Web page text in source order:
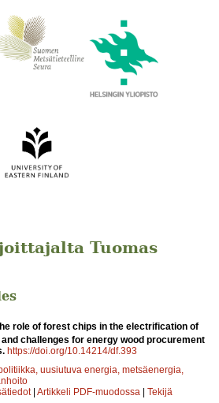
Tuomas
role of forest chips in the electrification of
challenges for energy wood procurement
https://doi.org/10.14214/df.393
uusiutuva energia, metsäenergia,
| Artikkeli PDF-muodossa | Tekijä